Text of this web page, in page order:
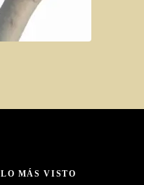
LO MÁS VISTO